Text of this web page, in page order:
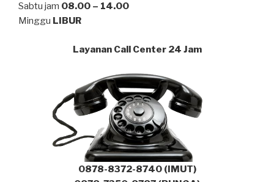
Sabtu jam 08.00 – 14.00
Minggu LIBUR
Layanan Call Center 24 Jam
0878-8372-8740 (IMUT)